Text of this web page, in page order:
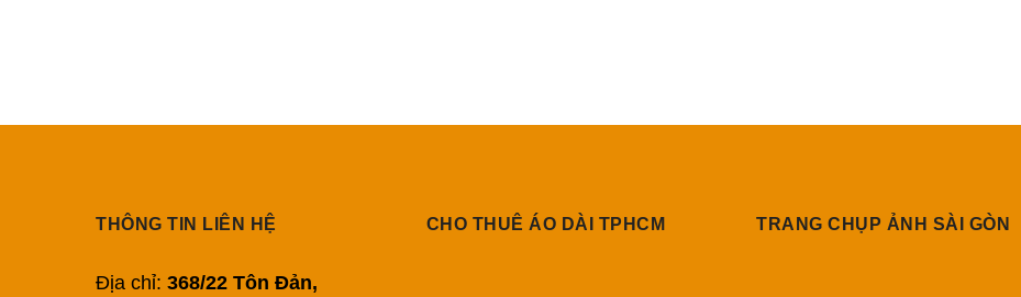
THÔNG TIN LIÊN HỆ
Địa chỉ: 368/22 Tôn Đản,
CHO THUÊ ÁO DÀI TPHCM TRANG CHỤP ẢNH SÀI GÒN